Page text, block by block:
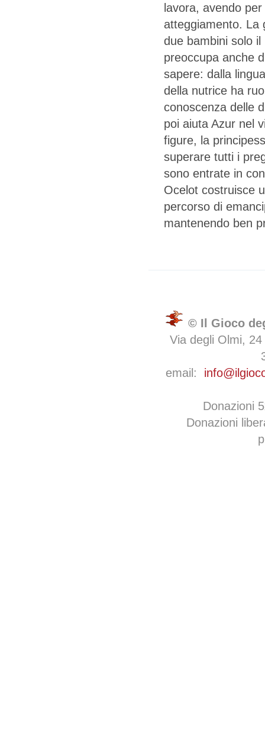
lavora, avendo
atteggiamento. La
due bambini solo
preoccupa anche
sapere: dalla
della nutrice ha
conoscenza delle
poi aiuta Azur nel
figure, la
superare tutti i
sono entrate in
Ocelot costruisce
percorso di
mantenendo ben
© Il Gioco
Via degli Olmi,
email:
Donazioni
Donazioni